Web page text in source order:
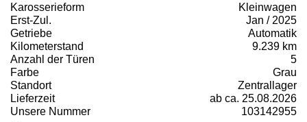
Karosserieform
Kleinwagen
Erst-Zul.
Jan / 2025
Getriebe
Automatik
Kilometerstand
9.239 km
Anzahl der Türen
5
Farbe
Grau
Standort
Zentrallager
Lieferzeit
ab ca. 25.08.2026
Unsere Nummer
103142955